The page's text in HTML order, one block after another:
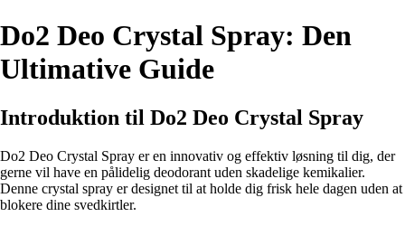
Do2 Deo Crystal Spray: Den
Ultimative Guide
Introduktion til Do2 Deo Crystal Spray
Do2 Deo Crystal Spray er en innovativ og effektiv løsning til dig, der
gerne vil have en pålidelig deodorant uden skadelige kemikalier.
Denne crystal spray er designet til at holde dig frisk hele dagen uden at
blokere dine svedkirtler.